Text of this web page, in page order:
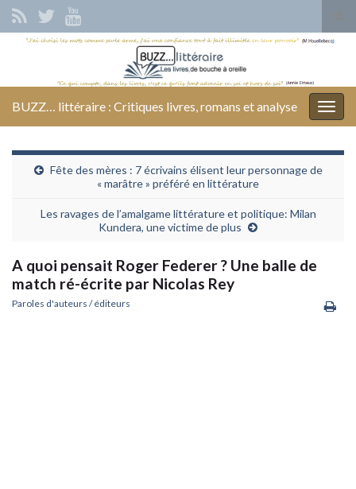
Search for:
BUZZ… littéraire : Critiques livres, romans et analyse
Fête des mères : 7 écrivains élisent leur personnage de
« marâtre » préféré en littérature
Les ravages de l’amalgame littérature et politique: Milan
Kundera, une victime de plus
A quoi pensait Roger Federer ? Une balle de
match ré-écrite par Nicolas Rey
Paroles d'auteurs / éditeurs